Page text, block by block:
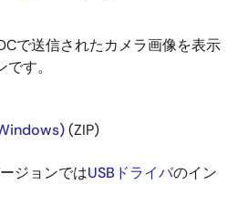
で送信されたカメラ画像を表示
す。
(ZIP)
ジョンではUSBドライバのイン